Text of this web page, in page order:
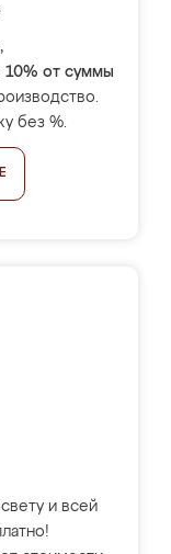
10% от суммы
без %.
и всей